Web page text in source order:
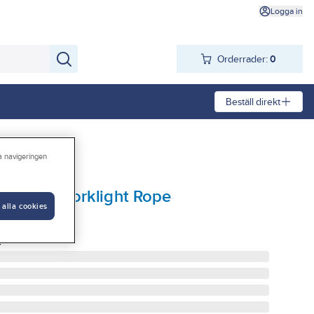
Logga in
Orderrader: 0
Beställ direkt
slinga Worklight Rope
10 ST
navigeringen
alla cookies